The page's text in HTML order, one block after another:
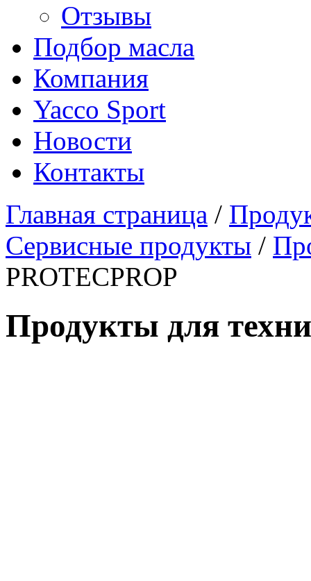
Отзывы
Подбор масла
Компания
Yacco Sport
Новости
Контакты
Главная страница /
Сервисные продукты /
PROTECPROP
Продукты для